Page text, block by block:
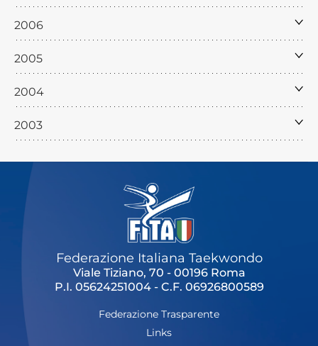
2006
2005
2004
2003
Federazione Italiana Taekwondo
Viale Tiziano, 70 - 00196 Roma
P.I. 05624251004 - C.F. 06926800589
Federazione Trasparente
Links